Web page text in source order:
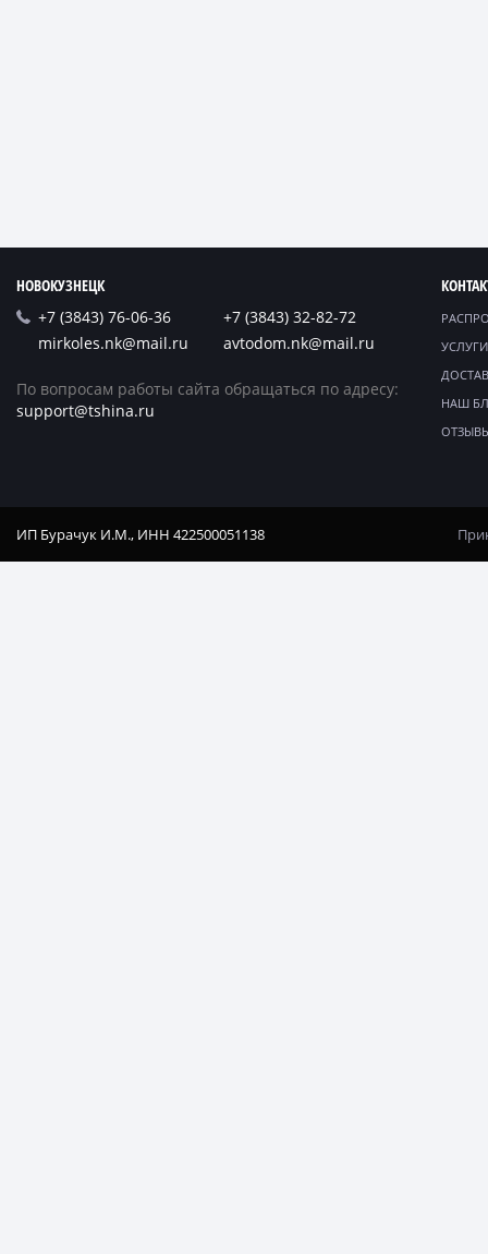
НОВОКУЗНЕЦК
+7 (3843) 76-06-36
+7 (3843) 32-82-72
mirkoles.nk@mail.ru
avtodom.nk@mail.ru
По вопросам работы сайта обращаться по адресу:
support@tshina.ru
НАШ
ИП Бурачук И.М., ИНН 422500051138